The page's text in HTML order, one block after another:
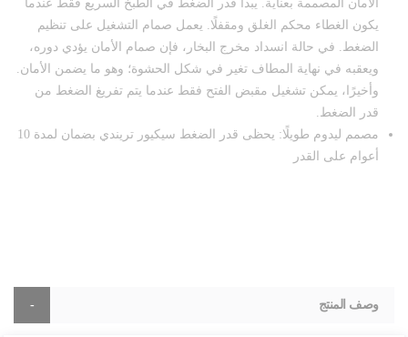
الأمان المصممة بعناية. يبدأ قدر الضغط في الطبخ السريع فقط عندما
يكون الغطاء محكم الغلق ومقفلًا. يعمل صمام التشغيل على تنظيم
الضغط. في حالة انسداد مخرج البخار، فإن صمام الأمان يؤدي دوره،
ويعقبه في نهاية المطاف تغير في شكل الحشوة؛ وهو ما يضمن الأمان.
وأخيرًا، يمكن تشغيل مقبض الفتح فقط عندما يتم تفريغ الضغط من
قدر الضغط.
مصمم ليدوم طويلًا: يحظى قدر الضغط سيكيور تريندي بضمان لمدة 10
أعوام على القدر
وصف المنتج